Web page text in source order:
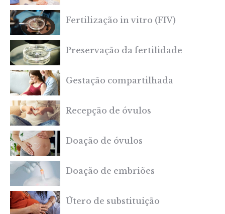
Fertilização in vitro (FIV)
Preservação da fertilidade
Gestação compartilhada
Recepção de óvulos
Doação de óvulos
Doação de embriões
Útero de substituição